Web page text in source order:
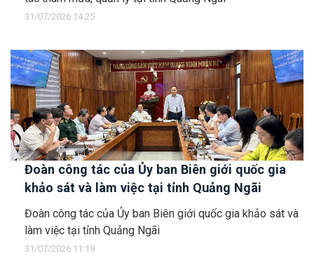
31/07/2026 14:25
Đoàn công tác của Ủy ban Biên giới quốc gia
khảo sát và làm việc tại tỉnh Quảng Ngãi
Đoàn công tác của Ủy ban Biên giới quốc gia khảo sát và
làm việc tại tỉnh Quảng Ngãi
31/07/2026 11:19